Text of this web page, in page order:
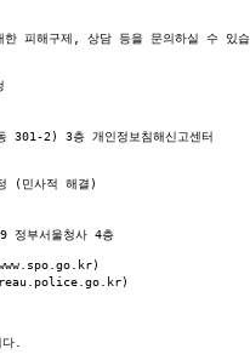
한 피해구제, 상담 등을 문의하실 수 있
2) 3층 개인정보침해신고센터
(민사적 해결)
정부서울청사 4층
.